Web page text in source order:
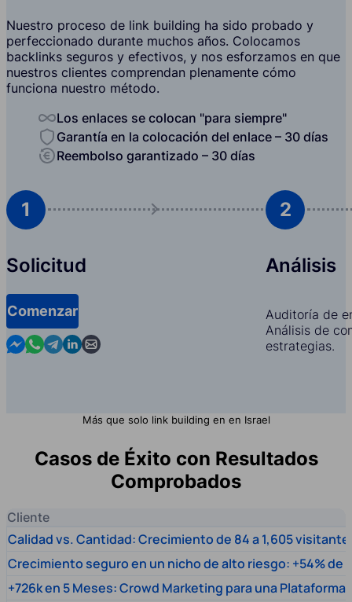
Nuestro proceso de link building ha sido probado y
perfeccionado durante muchos años. Colocamos
backlinks seguros y efectivos, y nos esforzamos en que
nuestros clientes comprendan plenamente cómo
funciona nuestro método.
Los enlaces se colocan "para siempre"
Garantía en la colocación del enlace – 30 días
Reembolso garantizado – 30 días
1
Solicitud
Comenzar
Contact us in Messenger
Contact us in WhatsApp
Contact us in Telegram
Contact us in Linkedin
Contact us by email
2
Análisis
Auditoría de
Análisis de
estrategias.
Más que solo link building en en Israel
Casos de Éxito con Resultados
Comprobados
Cliente
Calidad vs. Cantidad: Crecimiento de 84 a 1,605
Crecimiento seguro en un nicho de alto riesgo: +54% de
+726k en 5 Meses: Crowd Marketing para una